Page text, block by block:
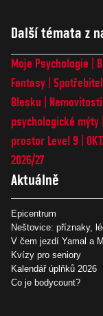
Další témata z
Moje Psychologie
Fantasy
Blesku
Nemovitosti
psychologické mýty
prostor Level 9
2026/27
Aktuálně
Epicentrum
Neštovice: příznaky,
V čem jezdí Yamal a
Kvízy pro seniory
Kalendář úplňků 2026
Co je bodycount?